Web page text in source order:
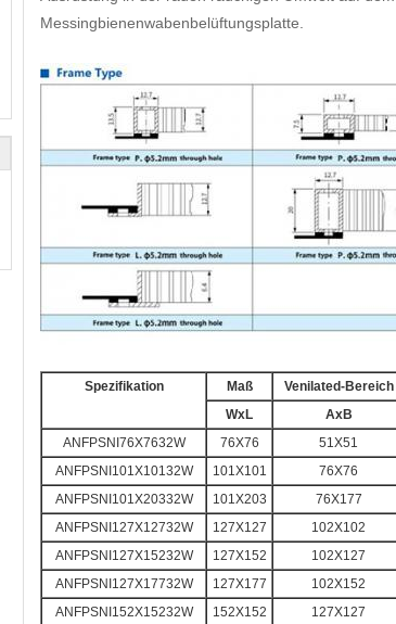
Messingbienenwabenbelüftungsplatte.
Spezifikation Maß Venilated-Bereich
WxL
AxB
ANFPSNI76X7632W
76X76 51X51
ANFPSNI101X10132W
101X101 76X76
ANFPSNI101X20332W
101X203 76X177
ANFPSNI127X12732W
127X127 102X102
ANFPSNI127X15232W
127X152 102X127
ANFPSNI127X17732W
127X177 102X152
ANFPSNI152X15232W
152X152 127X127